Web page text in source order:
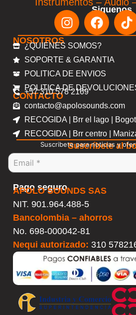
Siguenos
NOSOTROS
¿QUIENES SOMOS?
SOPORTE & GARANTIA
POLITICA DE ENVIOS
POLITICA DE
CONTACTO
+57 310 578 2169
contacto@apolosounds.com
RECOGIDA | Brr el lago |
RECOGIDA | Brr centro |
Suscríbete al
Suscribete para noticias y
Pago seguro
APOLO SOUNDS SAS
NIT. 901.964.488-5
Bancolombia – ahorros
No. 698-000042-81
Nequi autorizado: 310